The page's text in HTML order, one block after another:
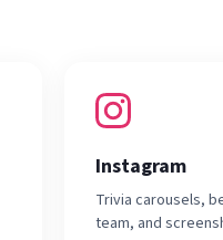
Instagram
Trivia carousels,
team, and